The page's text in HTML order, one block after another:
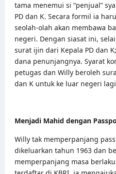
tama menemui si “penjual”
PD dan K. Secara formil ia
seolah-olah akan membawa
negeri. Dengan siasat ini,
surat ijin dari Kepala PD dan
dana penunjangnya. Syarat
petugas dan Willy beroleh
dan K untuk ke luar negeri
Menjadi Mahid dengan
Willy tak memperpanjang
dikeluarkan tahun 1963 dan
memperpanjang masa